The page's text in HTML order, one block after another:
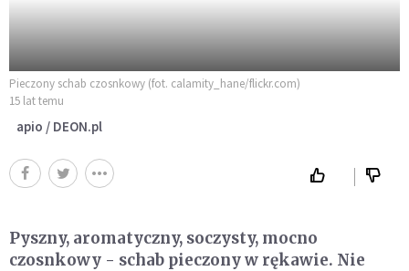
Pieczony schab czosnkowy (fot. calamity_hane/flickr.com)
15 lat temu
apio / DEON.pl
Pyszny, aromatyczny, soczysty, mocno
czosnkowy - schab pieczony w rękawie. Nie